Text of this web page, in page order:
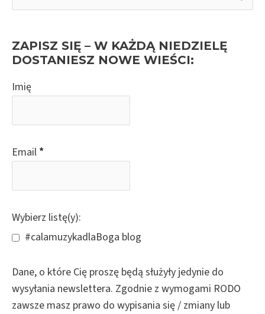
r
c
f
r
ZAPISZ SIĘ – W KAŻDĄ NIEDZIELĘ
DOSTANIESZ NOWE WIEŚCI:
Imię
Email *
Wybierz listę(y):
#calamuzykadlaBoga blog
Dane, o które Cię proszę będą służyły jedynie do
wysyłania newslettera. Zgodnie z wymogami RODO
zawsze masz prawo do wypisania się / zmiany lub